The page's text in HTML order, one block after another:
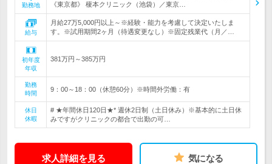
勤務地
《東京都》 榎本クリニック（池袋）／東京…
給与
月給27万5,000円以上～※経験・能力を考慮して決定いたしま
す。※試用期間2ヶ月（待遇変更なし）※固定残業代（月／…
初年度
年収
381万円～385万円
勤務
時間
9：00～18：00（休憩60分）※時間外労働：有
休日
休暇
# ★年間休日120日★* 週休2日制（土日休み）※基本的に土日休
みですがクリニックの都合で出勤の可…
求人詳細を見る 気になる